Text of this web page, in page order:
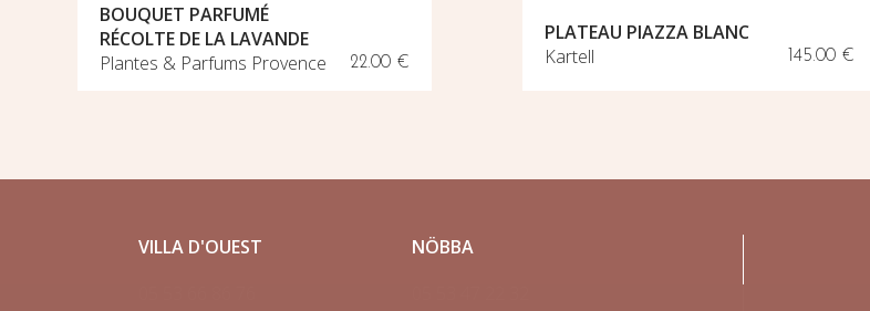
BOUQUET PARFUMÉ
RÉCOLTE DE LA LAVANDE
Plantes & Parfums Provence
22.00 €
PLATEAU PIAZZA BLANC
Kartell
145.00 €
VILLA D'OUEST
NÖBBA